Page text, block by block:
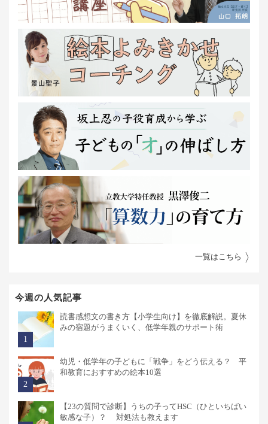
一覧はこちら
今週の人気記事
読書感想文の書き方【小学生向け】を徹底解説。夏休
みの宿題がうまくいく、低学年親のサポート術
幼児・低学年の子どもに「戦争」をどう伝える？ 平
和教育におすすめの絵本10選
【23の質問で診断】うちの子ってHSC（ひといちばい
敏感な子）？ 対処法も教えます